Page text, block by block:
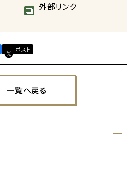
外部リンク
ポスト
一覧へ戻る